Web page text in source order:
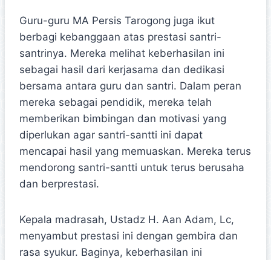
Guru-guru MA Persis Tarogong juga ikut
berbagi kebanggaan atas prestasi santri-
santrinya. Mereka melihat keberhasilan ini
sebagai hasil dari kerjasama dan dedikasi
bersama antara guru dan santri. Dalam peran
mereka sebagai pendidik, mereka telah
memberikan bimbingan dan motivasi yang
diperlukan agar santri-santti ini dapat
mencapai hasil yang memuaskan. Mereka terus
mendorong santri-santti untuk terus berusaha
dan berprestasi.
Kepala madrasah, Ustadz H. Aan Adam, Lc,
menyambut prestasi ini dengan gembira dan
rasa syukur. Baginya, keberhasilan ini